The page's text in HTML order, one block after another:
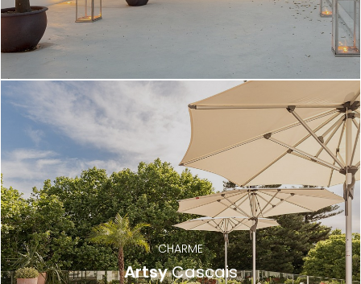
CHARME
ArtsyCascais